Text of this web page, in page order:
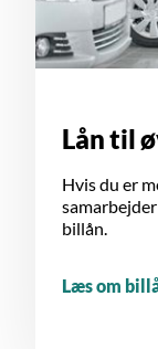
Lån til
Hvis du er
billån.
Læs om